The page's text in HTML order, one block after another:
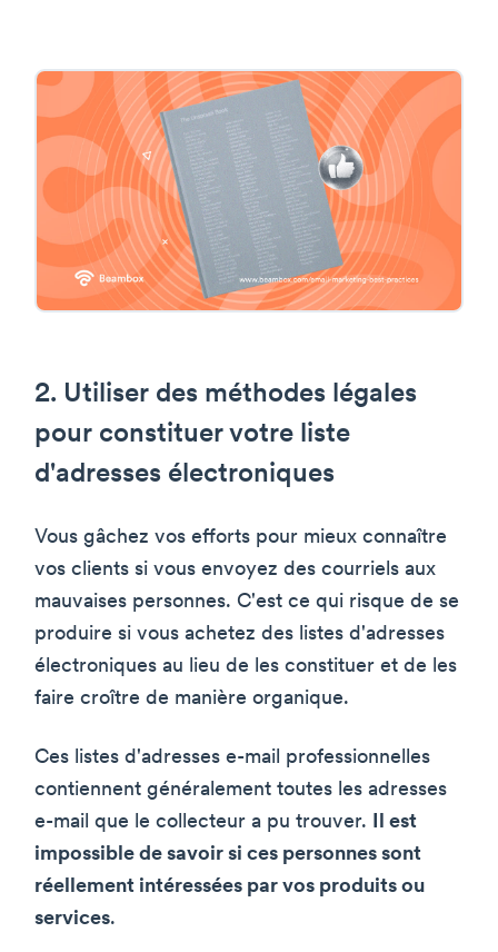
2. Utiliser des méthodes légales
pour constituer votre liste
d'adresses électroniques
Vous gâchez vos efforts pour mieux connaître
vos clients si vous envoyez des courriels aux
mauvaises personnes. C'est ce qui risque de se
produire si vous achetez des listes d'adresses
électroniques au lieu de les constituer et de les
faire croître de manière organique.
Ces listes d'adresses e-mail professionnelles
contiennent généralement toutes les adresses
e-mail que le collecteur a pu trouver. Il est
impossible de savoir si ces personnes sont
réellement intéressées par vos produits ou
services.